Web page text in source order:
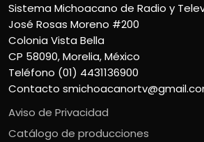
Sistema Michoacano de Radio y
José Rosas Moreno #200
Colonia Vista Bella
CP 58090, Morelia, México
Teléfono (01) 4431136900
Contacto
Aviso de Privacidad
Catálogo de producciones